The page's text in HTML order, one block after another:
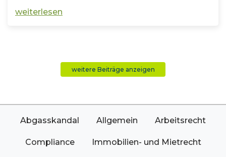
weiterlesen
weitere Beiträge anzeigen
Abgasskandal Allgemein Arbeitsrecht
Compliance Immobilien- und Mietrecht